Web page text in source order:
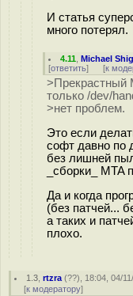
И статья
много потерял.
4.11 ,Michael
[ответить] [к
>Прекрастный
только /dev/
>нет проблем.
Это если
софт давно по
без лишней
_сборки_ MTA
Да и когда
(без патчей...
а таких и
плохо.
1.3 ,rtzra (??), 18:04, 04/
[к модератору]